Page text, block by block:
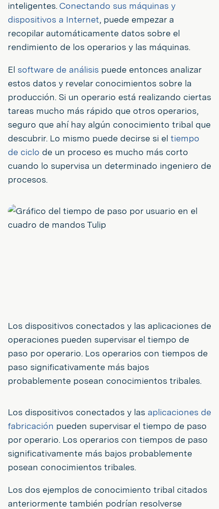
inteligentes. Conectando sus máquinas y
dispositivos a Internet, puede empezar a
recopilar automáticamente datos sobre el
rendimiento de los operarios y las máquinas.
El software de análisis puede entonces analizar
estos datos y revelar conocimientos sobre la
producción. Si un operario está realizando ciertas
tareas mucho más rápido que otros operarios,
seguro que ahí hay algún conocimiento tribal que
descubrir. Lo mismo puede decirse si el tiempo
de ciclo de un proceso es mucho más corto
cuando lo supervisa un determinado ingeniero de
procesos.
Los dispositivos conectados y las aplicaciones de
operaciones pueden supervisar el tiempo de
paso por operario. Los operarios con tiempos de
paso significativamente más bajos
probablemente posean conocimientos tribales.
Los dispositivos conectados y las aplicaciones de
fabricación pueden supervisar el tiempo de paso
por operario. Los operarios con tiempos de paso
significativamente más bajos probablemente
posean conocimientos tribales.
Los dos ejemplos de conocimiento tribal citados
anteriormente también podrían resolverse